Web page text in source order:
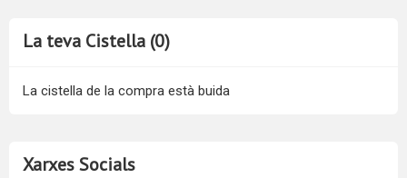
La teva Cistella (0)
La cistella de la compra està buida
Xarxes Socials